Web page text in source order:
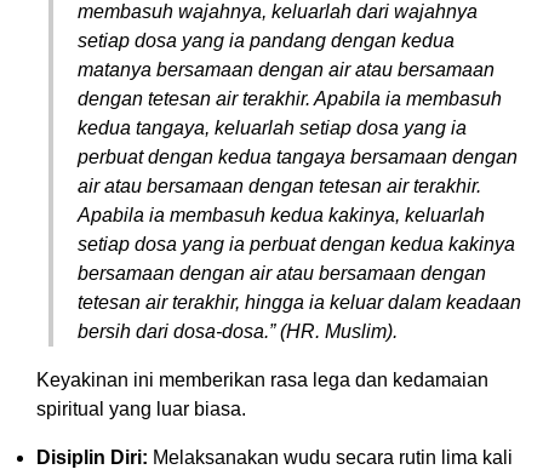
membasuh wajahnya, keluarlah dari wajahnya
setiap dosa yang ia pandang dengan kedua
matanya bersamaan dengan air atau bersamaan
dengan tetesan air terakhir. Apabila ia membasuh
kedua tangaya, keluarlah setiap dosa yang ia
perbuat dengan kedua tangaya bersamaan dengan
air atau bersamaan dengan tetesan air terakhir.
Apabila ia membasuh kedua kakinya, keluarlah
setiap dosa yang ia perbuat dengan kedua kakinya
bersamaan dengan air atau bersamaan dengan
tetesan air terakhir, hingga ia keluar dalam keadaan
bersih dari dosa-dosa.” (HR. Muslim).
Keyakinan ini memberikan rasa lega dan kedamaian
spiritual yang luar biasa.
Disiplin Diri: Melaksanakan wudu secara rutin lima kali